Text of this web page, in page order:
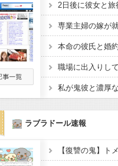
ラブラドール速報